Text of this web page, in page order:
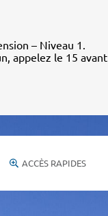
– Niveau 1.
appelez le 15 avant
ACCÈS RAPIDES